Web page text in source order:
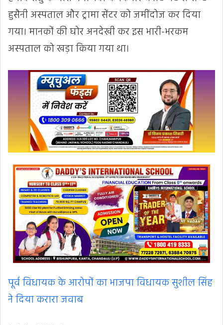
हुसैनी अस्पताल और ट्रामा सेंटर को जमींदोज कर दिया
गया। मानकों की घोर अनदेखी कर इस भारी-भरकम
अस्पताल को खड़ा किया गया था।
पूर्व विधायक के आरोपों का भाजपा विधायक सुशील सिंह
ने दिया करारा जवाब